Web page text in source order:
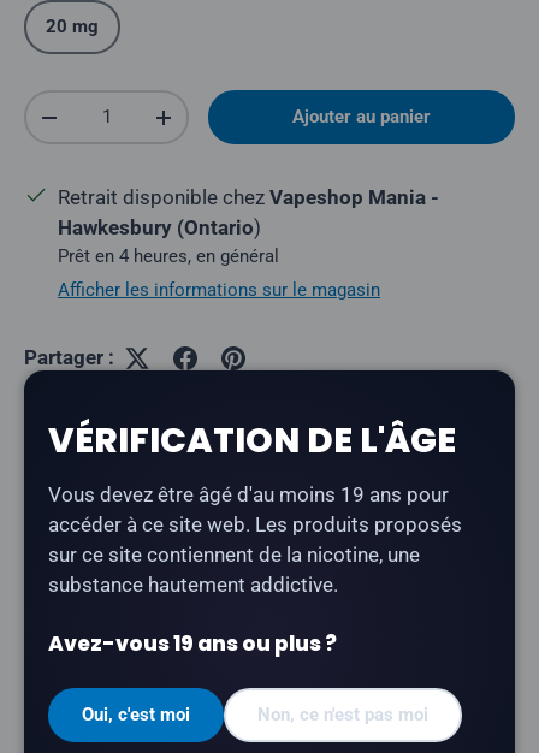
20 mg
Quantité
Réduire la quantitéAugmenter la quantitéAjouter au panier
Retrait disponible chez Vapeshop Mania -
Hawkesbury (Ontario)
Prêt en 4 heures, en général
Afficher les informations sur le magasin
Partager :
Description
La cartouche STLTH X Pod au tabac cubain
saveur de tabac cubain. Compatible avec les
Type de produit :Pod fermé prérempli
Contenu du paquet :3 dosettes par paquet
Capacité en e-liquide :
VÉRIFICATION DE L'ÂGE
Vous devez être âgé d'au moins 19 ans pour
accéder à ce site web. Les produits proposés
sur ce site contiennent de la nicotine, une
substance hautement addictive.
Avez-vous 19 ans ou plus ?
Oui, c'est moi Non, ce n'est pas moi